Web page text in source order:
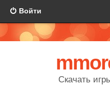
Войти
Скачать